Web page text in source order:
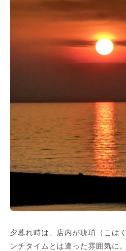
夕暮れ時は、店内が琥珀（こは
ンチタイムとは違った雰囲気に。